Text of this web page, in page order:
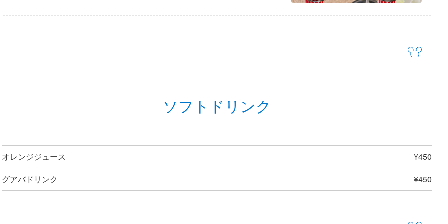
ソフトドリンク
オレンジジュース
¥450
グアバドリンク
¥450